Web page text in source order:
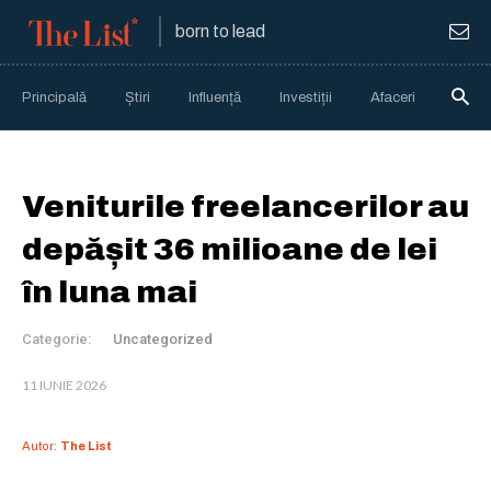
born to lead
Principală Știri Influență Investiții Afaceri
Veniturile freelancerilor au
depășit 36 milioane de lei
în luna mai
Categorie: Uncategorized
11 IUNIE 2026
Autor: The List